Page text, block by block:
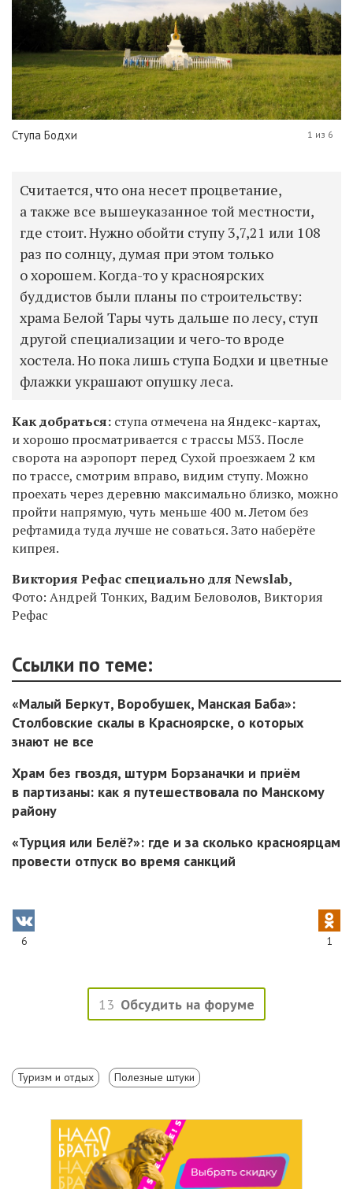
Ступа Бодхи 1 из 6
Считается, что она несет процветание,
а также все вышеуказанное той местности,
где стоит. Нужно обойти ступу 3,7,21 или 108
раз по солнцу, думая при этом только
о хорошем. Когда-то у красноярских
буддистов были планы по строительству:
храма Белой Тары чуть дальше по лесу, ступ
другой специализации и чего-то вроде
хостела. Но пока лишь ступа Бодхи и цветные
флажки украшают опушку леса.
Как добраться: ступа отмечена на Яндекс-картах,
и хорошо просматривается с трассы М53. После
сворота на аэропорт перед Сухой проезжаем 2 км
по трассе, смотрим вправо, видим ступу. Можно
проехать через деревню максимально близко, можно
пройти напрямую, чуть меньше 400 м. Летом без
рефтамида туда лучше не соваться. Зато наберёте
кипрея.
Виктория Рефас специально для Newslab,
Фото: Андрей Тонких, Вадим Беловолов, Виктория
Рефас
Ссылки по теме:
«Малый Беркут, Воробушек, Манская Баба»:
Столбовские скалы в Красноярске, о которых
знают не все
Храм без гвоздя, штурм Борзаначки и приём
в партизаны: как я путешествовала по Манскому
району
«Турция или Белё?»: где и за сколько красноярцам
провести отпуск во время санкций
6 1
13 Обсудить на форуме
Туризм и отдых Полезные штуки